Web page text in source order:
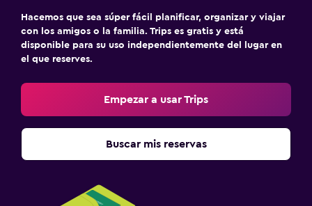
Hacemos que sea súper fácil planificar, organizar y viajar
con los amigos o la familia. Trips es gratis y está
disponible para su uso independientemente del lugar en
el que reserves.
Empezar a usar Trips
Buscar mis reservas